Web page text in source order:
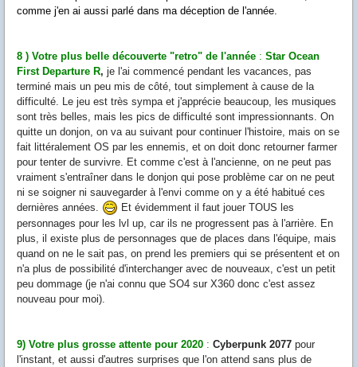
comme j'en ai aussi parlé dans ma déception de l'année.
8 ) Votre plus belle découverte "retro" de l'année : Star Ocean
First Departure R, je l'ai commencé pendant les vacances, pas
terminé mais un peu mis de côté, tout simplement à cause de la
difficulté. Le jeu est très sympa et j'apprécie beaucoup, les musiques
sont très belles, mais les pics de difficulté sont impressionnants. On
quitte un donjon, on va au suivant pour continuer l'histoire, mais on se
fait littéralement OS par les ennemis, et on doit donc retourner farmer
pour tenter de survivre. Et comme c'est à l'ancienne, on ne peut pas
vraiment s'entraîner dans le donjon qui pose problème car on ne peut
ni se soigner ni sauvegarder à l'envi comme on y a été habitué ces
dernières années.
Et évidemment il faut jouer TOUS les
personnages pour les lvl up, car ils ne progressent pas à l'arrière. En
plus, il existe plus de personnages que de places dans l'équipe, mais
quand on ne le sait pas, on prend les premiers qui se présentent et on
n'a plus de possibilité d'interchanger avec de nouveaux, c'est un petit
peu dommage (je n'ai connu que SO4 sur X360 donc c'est assez
nouveau pour moi).
9) Votre plus grosse attente pour 2020 : Cyberpunk 2077 pour
l'instant, et aussi d'autres surprises que l'on attend sans plus de